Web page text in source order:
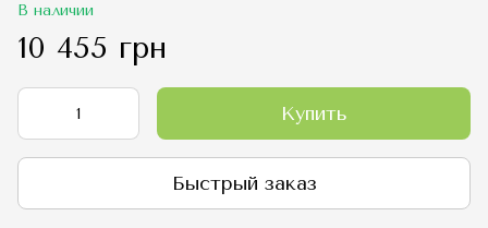
В наличии
10 455 грн
Купить
Быстрый заказ